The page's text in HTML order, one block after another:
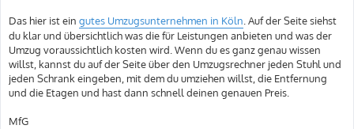
Das hier ist ein gutes Umzugsunternehmen in Köln . Auf der Seite siehst
du klar und übersichtlich was die für Leistungen anbieten und was der
Umzug voraussichtlich kosten wird. Wenn du es ganz genau wissen
willst, kannst du auf der Seite über den Umzugsrechner jeden Stuhl und
jeden Schrank eingeben, mit dem du umziehen willst, die Entfernung
und die Etagen und hast dann schnell deinen genauen Preis.
MfG